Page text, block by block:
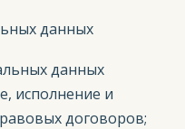
данных
данных
исполнение и
договоров;